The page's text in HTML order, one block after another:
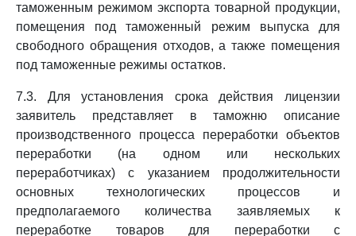
таможенным режимом экспорта товарной продукции,
помещения под таможенный режим выпуска для
свободного обращения отходов, а также помещения
под таможенные режимы остатков.
7.3. Для установления срока действия лицензии
заявитель представляет в таможню описание
производственного процесса переработки объектов
переработки (на одном или нескольких
переработчиках) с указанием продолжительности
основных технологических процессов и
предполагаемого количества заявляемых к
переработке товаров для переработки с